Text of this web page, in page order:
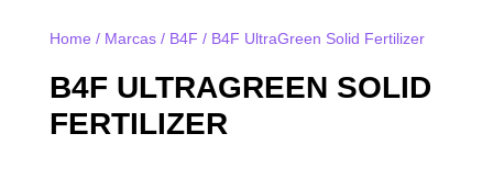
Home / Marcas/ B4F / B4F UltraGreen Solid Fertilizer
B4F ULTRAGREEN SOLID
FERTILIZER